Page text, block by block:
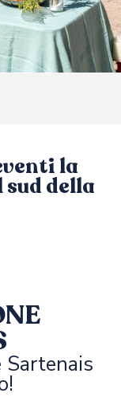
la
della
aux